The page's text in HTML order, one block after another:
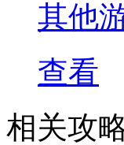
其他
查看
相关攻